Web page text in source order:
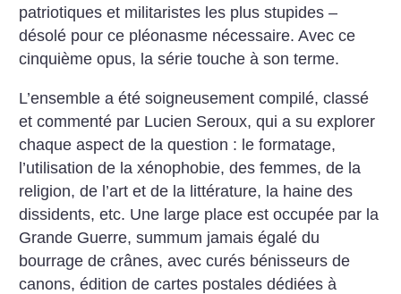
patriotiques et militaristes les plus stupides –
désolé pour ce pléonasme nécessaire. Avec ce
cinquième opus, la série touche à son terme.
L’ensemble a été soigneusement compilé, classé
et commenté par Lucien Seroux, qui a su explorer
chaque aspect de la question : le formatage,
l’utilisation de la xénophobie, des femmes, de la
religion, de l’art et de la littérature, la haine des
dissidents, etc. Une large place est occupée par la
Grande Guerre, summum jamais égalé du
bourrage de crânes, avec curés bénisseurs de
canons, édition de cartes postales dédiées à